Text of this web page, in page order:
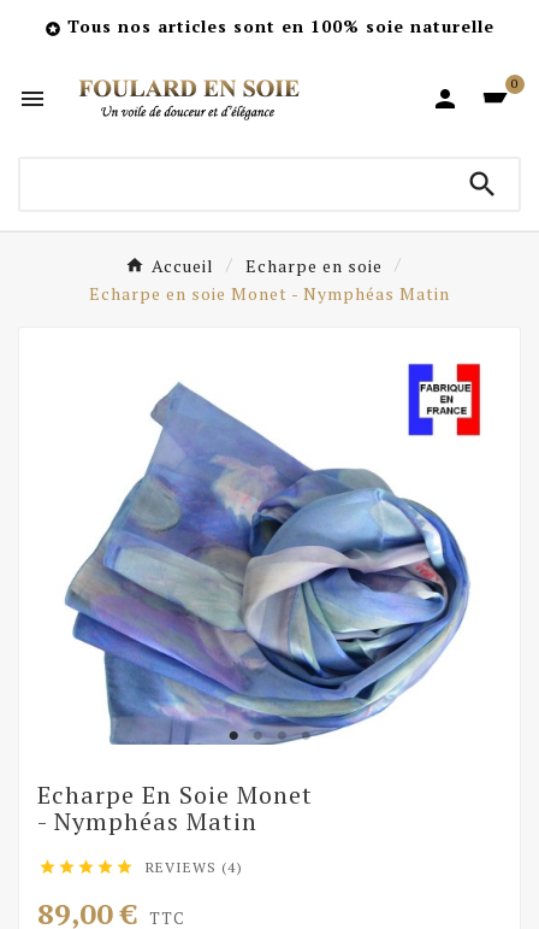
 Tous nos articles sont en 100% soie naturelle
 
0

Accueil
Echarpe en soie
Echarpe en soie Monet - Nymphéas Matin
Echarpe En Soie Monet
- Nymphéas Matin
     REVIEWS (4)
89,00 € TTC